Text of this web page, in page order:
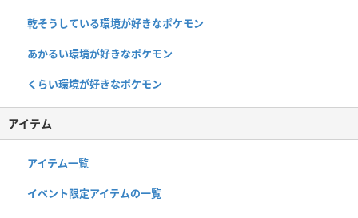
乾そうしている環境が好きなポケモン
あかるい環境が好きなポケモン
くらい環境が好きなポケモン
アイテム
アイテム一覧
イベント限定アイテムの一覧